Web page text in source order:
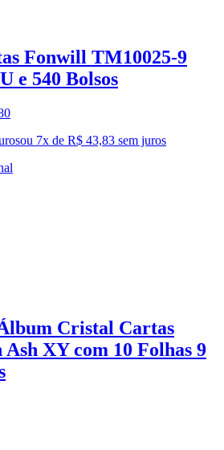
Fonwill TM10025-9
e 540 Bolsos
ou 7x de R$ 43,83 sem juros
Cristal Cartas
XY com 10 Folhas 9